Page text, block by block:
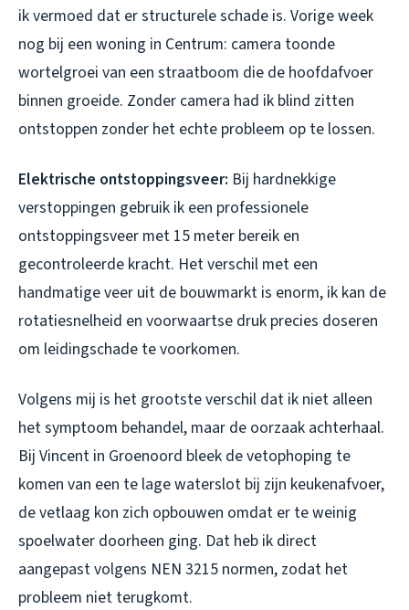
ik vermoed dat er structurele schade is. Vorige week
nog bij een woning in Centrum: camera toonde
wortelgroei van een straatboom die de hoofdafvoer
binnen groeide. Zonder camera had ik blind zitten
ontstoppen zonder het echte probleem op te lossen.
Elektrische ontstoppingsveer: Bij hardnekkige
verstoppingen gebruik ik een professionele
ontstoppingsveer met 15 meter bereik en
gecontroleerde kracht. Het verschil met een
handmatige veer uit de bouwmarkt is enorm, ik kan de
rotatiesnelheid en voorwaartse druk precies doseren
om leidingschade te voorkomen.
Volgens mij is het grootste verschil dat ik niet alleen
het symptoom behandel, maar de oorzaak achterhaal.
Bij Vincent in Groenoord bleek de vetophoping te
komen van een te lage waterslot bij zijn keukenafvoer,
de vetlaag kon zich opbouwen omdat er te weinig
spoelwater doorheen ging. Dat heb ik direct
aangepast volgens NEN 3215 normen, zodat het
probleem niet terugkomt.